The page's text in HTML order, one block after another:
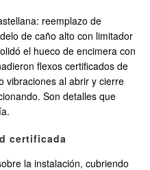
reemplazo de
de caño alto con limitador
el hueco de encimera con
flexos certificados de
vibraciones al abrir y cierre
Son detalles que
certificada
la instalación, cubriendo